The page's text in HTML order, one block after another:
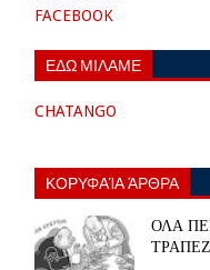
FACEBOOK
ΕΔΩ ΜΙΛΑΜΕ
CHATANGO
ΚΟΡΥΦΑΊΑ ΆΡΘΡΑ
ΟΛΑ